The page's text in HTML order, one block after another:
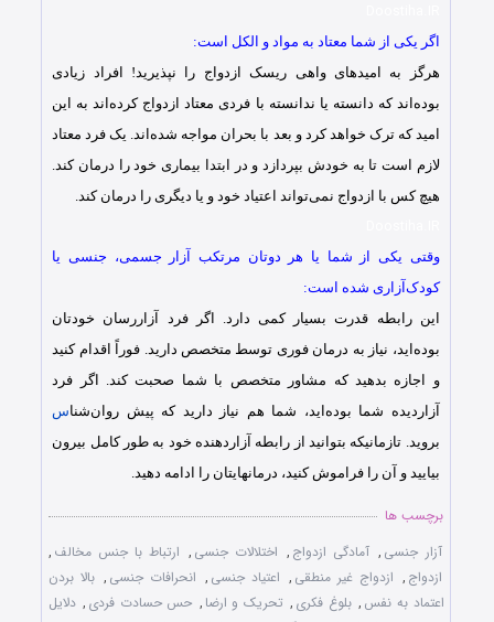
اگر یکی از شما معتاد به مواد و الکل است:
هرگز به امیدهای واهی ریسک ازدواج را نپذیرید! افراد زیادی
بوده‌اند که دانسته یا ندانسته با فردی معتاد ازدواج کرده‌اند به این
امید که ترک خواهد کرد و بعد با بحران مواجه شده‌اند. یک فرد معتاد
لازم است تا به خودش بپردازد و در ابتدا بیماری خود را درمان کند.
هیچ کس با ازدواج نمی‌تواند اعتیاد خود و یا دیگری را درمان کند.
وقتی یکی از شما یا هر دوتان مرتکب آزار جسمی، جنسی یا
کودک‌آزاری شده است:
این رابطه قدرت بسیار کمی دارد. اگر فرد آزاررسان خودتان
بوده‌اید، نیاز به درمان فوری توسط متخصص دارید. فوراً اقدام کنید
و اجازه بدهید که مشاور متخصص با شما صحبت کند. اگر فرد
آزاردیده شما بوده‌اید، شما هم نیاز دارید که پیش روان‌شناس
بروید. تازمانیکه بتوانید از رابطه آزاردهنده خود به طور کامل بیرون
بیایید و آن را فراموش کنید، درما‌‌نهایتان را ادامه دهید.
برچسب ها
آزار جنسی , آمادگی ازدواج , اختلالات جنسی , ارتباط با جنس مخالف ,
ازدواج , ازدواج غیر منطقی , اعتیاد جنسی , انحرافات جنسی , بالا بردن
اعتماد به‌ نفس , بلوغ فکری , تحریک و ارضا , حس حسادت فردی , دلایل